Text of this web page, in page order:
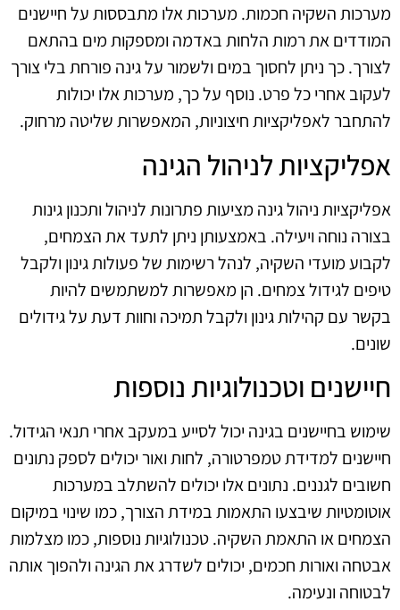
מערכות השקיה חכמות. מערכות אלו מתבססות על חיישנים
המודדים את רמות הלחות באדמה ומספקות מים בהתאם
לצורך. כך ניתן לחסוך במים ולשמור על גינה פורחת בלי צורך
לעקוב אחרי כל פרט. נוסף על כך, מערכות אלו יכולות
להתחבר לאפליקציות חיצוניות, המאפשרות שליטה מרחוק.
אפליקציות לניהול הגינה
אפליקציות ניהול גינה מציעות פתרונות לניהול ותכנון גינות
בצורה נוחה ויעילה. באמצעותן ניתן לתעד את הצמחים,
לקבוע מועדי השקיה, לנהל רשימות של פעולות גינון ולקבל
טיפים לגידול צמחים. הן מאפשרות למשתמשים להיות
בקשר עם קהילות גינון ולקבל תמיכה וחוות דעת על גידולים
שונים.
חיישנים וטכנולוגיות נוספות
שימוש בחיישנים בגינה יכול לסייע במעקב אחרי תנאי הגידול.
חיישנים למדידת טמפרטורה, לחות ואור יכולים לספק נתונים
חשובים לגננים. נתונים אלו יכולים להשתלב במערכות
אוטומטיות שיבצעו התאמות במידת הצורך, כמו שינוי במיקום
הצמחים או התאמת השקיה. טכנולוגיות נוספות, כמו מצלמות
אבטחה ואורות חכמים, יכולים לשדרג את הגינה ולהפוך אותה
לבטוחה ונעימה.